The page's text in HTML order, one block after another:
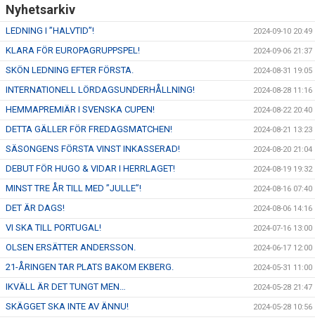
Nyhetsarkiv
LEDNING I ”HALVTID”! 2024-09-10 20:49
KLARA FÖR EUROPAGRUPPSPEL! 2024-09-06 21:37
SKÖN LEDNING EFTER FÖRSTA. 2024-08-31 19:05
INTERNATIONELL LÖRDAGSUNDERHÅLLNING! 2024-08-28 11:16
HEMMAPREMIÄR I SVENSKA CUPEN! 2024-08-22 20:40
DETTA GÄLLER FÖR FREDAGSMATCHEN! 2024-08-21 13:23
SÄSONGENS FÖRSTA VINST INKASSERAD! 2024-08-20 21:04
DEBUT FÖR HUGO & VIDAR I HERRLAGET! 2024-08-19 19:32
MINST TRE ÅR TILL MED ”JULLE”! 2024-08-16 07:40
DET ÄR DAGS! 2024-08-06 14:16
VI SKA TILL PORTUGAL! 2024-07-16 13:00
OLSEN ERSÄTTER ANDERSSON. 2024-06-17 12:00
21-ÅRINGEN TAR PLATS BAKOM EKBERG. 2024-05-31 11:00
IKVÄLL ÄR DET TUNGT MEN… 2024-05-28 21:47
SKÄGGET SKA INTE AV ÄNNU! 2024-05-28 10:56